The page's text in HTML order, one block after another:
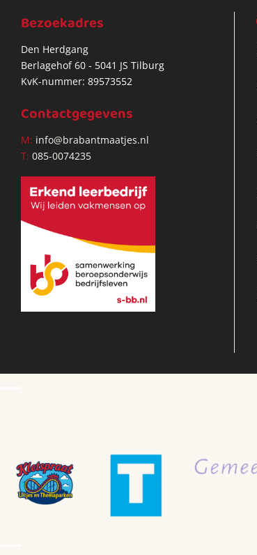
Bezoekadres
Den Herdgang
Berlagehof 60 - 5041 JS Tilburg
KvK-nummer: 89573552
Contactgegevens
M: info@brabantmaatjes.nl
T: 085-0074235